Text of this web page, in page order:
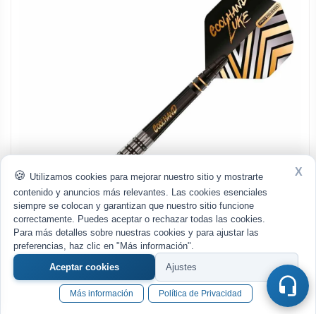
Utilizamos cookies para mejorar nuestro sitio y mostrarte
contenido y anuncios más relevantes. Las cookies esenciales
siempre se colocan y garantizan que nuestro sitio funcione
correctamente. Puedes aceptar o rechazar todas las cookies.
Para más detalles sobre nuestras cookies y para ajustar las
preferencias, haz clic en "Más información".
Aceptar cookies
Ajustes
X
Más información Política de Privacidad
RDD2860
Dardos Red Dragon Luke Humphries Prestige 90% 20gr